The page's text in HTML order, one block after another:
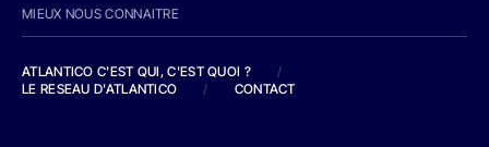
MIEUX NOUS CONNAITRE
ATLANTICO C'EST QUI, C'EST QUOI ?
/
LE RESEAU D'ATLANTICO
/ CONTACT